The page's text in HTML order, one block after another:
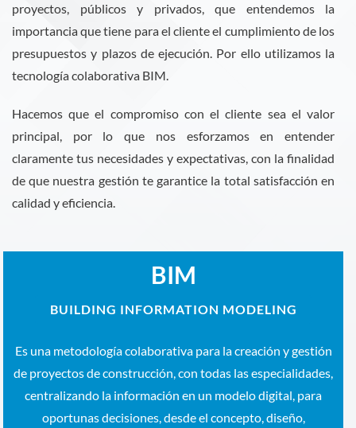
proyectos, públicos y privados, que entendemos la
importancia que tiene para el cliente el cumplimiento de los
presupuestos y plazos de ejecución. Por ello utilizamos la
tecnología colaborativa BIM.
Hacemos que el compromiso con el cliente sea el valor
principal, por lo que nos esforzamos en entender
claramente tus necesidades y expectativas, con la finalidad
de que nuestra gestión te garantice la total satisfacción en
calidad y eficiencia.
BIM
BUILDING INFORMATION MODELING
Es una metodología colaborativa para la creación y gestión
de proyectos de construcción, con todas las especialidades,
centralizando la información en un modelo digital, para
oportunas decisiones, desde el concepto, diseño,